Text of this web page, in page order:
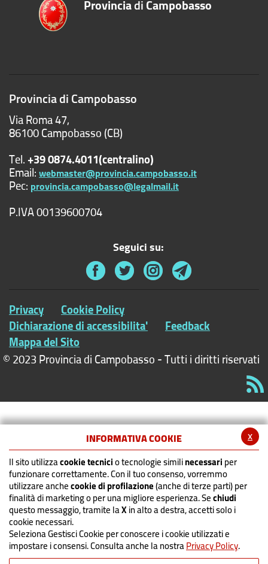
x
INFORMATIVA COOKIE
Il sito utilizzacookie tecnicio tecnologie similinecessariper
funzionare correttamente. Con il tuo consenso, vorremmo
utilizzare anchecookie di profilazione(anche di terze parti) per
finalità di marketing o per una migliore esperienza. Sechiudi
questo messaggio, tramite laXin alto a destra, accetti solo i
cookie necessari.
Seleziona Gestisci Cookie per conoscere i cookie utilizzati e
impostare i consensi. Consulta anche la nostraPrivacy Policy.
ProvinciadiCampobasso
Provincia di Campobasso
Via Roma 47,
86100 Campobasso (CB)
Tel.+39 0874.4011(centralino)
Email:webmaster@provincia.campobasso.it
Pec: provincia.campobasso@legalmail.it
P.IVA 00139600704
Seguici su:
Privacy Cookie Policy
Dichiarazione di accessibilita' Feedback
Mappa del Sito
© 2023 Provincia di Campobasso - Tutti i diritti riservati